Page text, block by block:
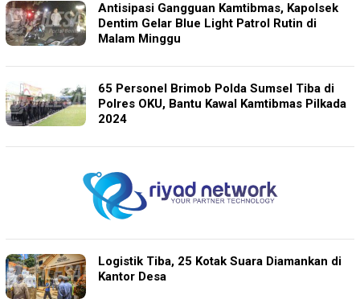
Antisipasi Gangguan Kamtibmas, Kapolsek
Dentim Gelar Blue Light Patrol Rutin di
Malam Minggu
65 Personel Brimob Polda Sumsel Tiba di
Polres OKU, Bantu Kawal Kamtibmas Pilkada
2024
Logistik Tiba, 25 Kotak Suara Diamankan di
Kantor Desa